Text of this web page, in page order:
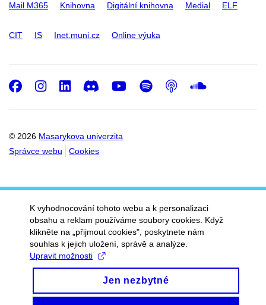
Mail M365 Knihovna Digitální knihovna Medial ELF
CIT IS Inet.muni.cz Online výuka
© 2026 Masarykova univerzita
Správce webu
Cookies
Facebook
Instagram
LinkedIn
DiscordYoutube
Spotify
Podcast
K vyhodnocování tohoto webu a k personalizaci
obsahu a reklam používáme soubory cookies. Když
klikněte na „přijmout cookies", poskytnete nám
souhlas k jejich uložení, správě a analýze.
Upravit možnosti
Jen nezbytné